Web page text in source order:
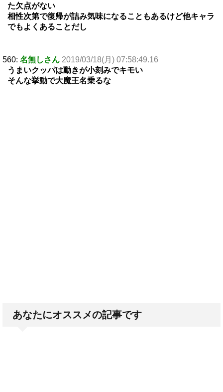
た欠点がない
相性次第で復帰が詰み気味になることもあるけど他キャラ
でもよくあることだし
560: 名無しさん 2019/03/18(月) 07:58:49.16
うまいクッパは動きが小刻みでキモい
そんな挙動で大魔王名乗るな
あなたにオススメの記事です